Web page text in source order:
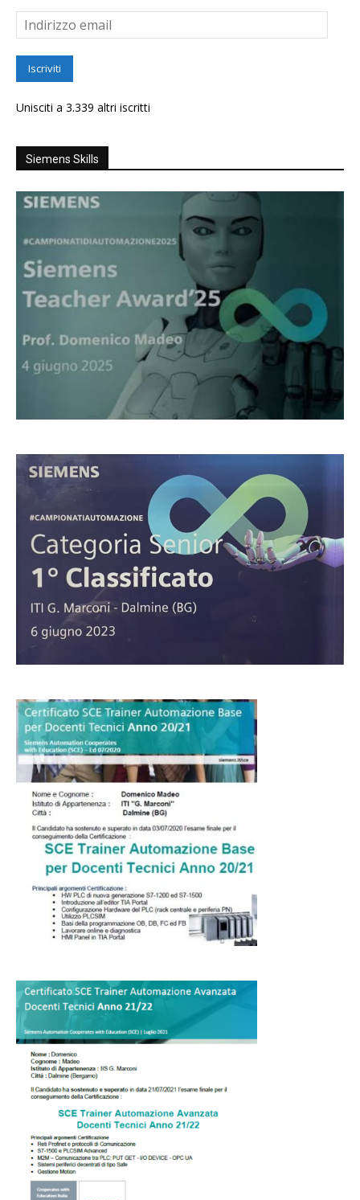
Indirizzo
email
Iscriviti
Unisciti a 3.339 altri iscritti
Siemens Skills